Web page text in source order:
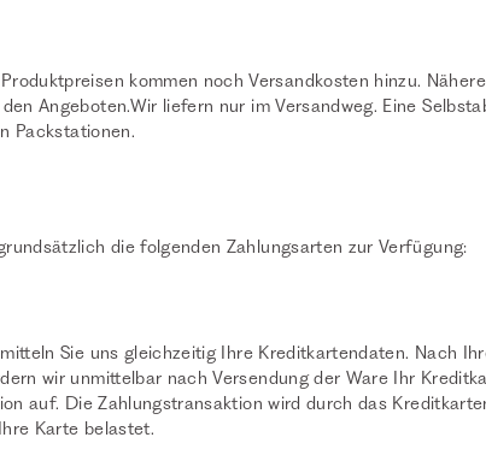
kommen noch Versandkosten hinzu.
Angeboten.Wir liefern nur im Versandweg. Eine
Packstationen.
die folgenden Zahlungsarten zur Verfügung:
Sie uns gleichzeitig Ihre Kreditkartendaten. Nach
wir unmittelbar nach Versendung der Ware Ihr
auf. Die Zahlungstransaktion wird durch das
Karte belastet.